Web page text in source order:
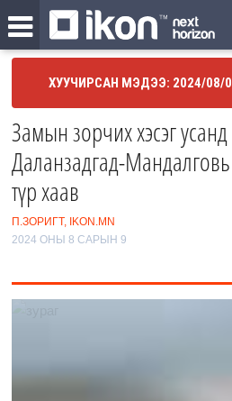
ХУУЧИРСАН МЭДЭЭ: 2024/08/
Замын зорчих хэсэг усанд
Даланзадгад-
түр хаав
П.ЗОРИГТ, IKON.MN
2024 ОНЫ 8 САРЫН 9